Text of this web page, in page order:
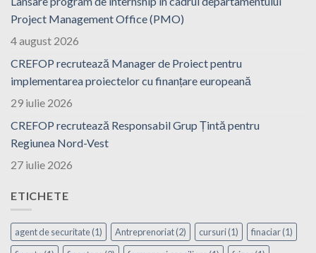
Project Management Office (PMO)
4 august 2026
CREFOP recrutează Manager de Proiect pentru
implementarea proiectelor cu finanțare europeană
29 iulie 2026
CREFOP recrutează Responsabil Grup Țintă pentru
Regiunea Nord-Vest
27 iulie 2026
ETICHETE
agent de securitate(1) Antreprenoriat(2) cursuri(1) finaciar(1)